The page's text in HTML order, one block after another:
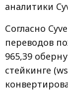
аналитики
Согласно
переводов
965,39
стейкинге